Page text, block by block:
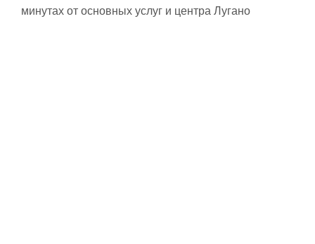
минутах от основных услуг и центра Лугано